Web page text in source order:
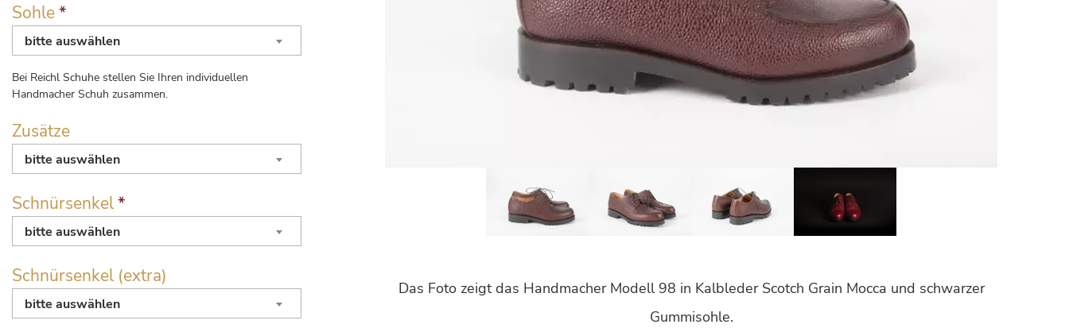
Sohle*
bitte auswählen
Bei Reichl Schuhe stellen Sie Ihren individuellen
Handmacher Schuh zusammen.
Zusätze
bitte auswählen
Schnürsenkel*
bitte auswählen
Schnürsenkel (extra)
bitte auswählen
Das Foto zeigt das Handmacher Modell 98 in Kalbleder Scotch Grain Mocca und schwarzer
Gummisohle.